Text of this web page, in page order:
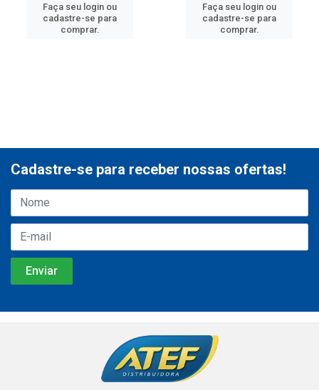
Faça seu login ou
cadastre-se para
comprar.
Faça seu login ou
cadastre-se para
comprar.
Cadastre-se para receber nossas ofertas!